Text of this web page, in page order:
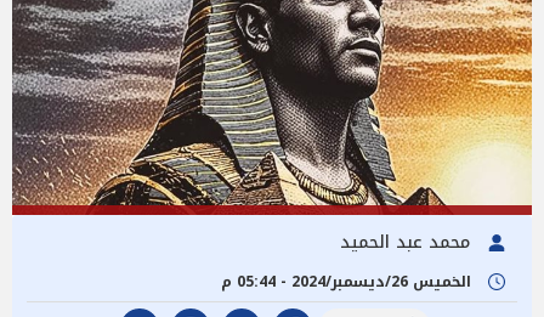
محمد عبد الحميد
الخميس 26/ديسمبر/2024 - 05:44 م